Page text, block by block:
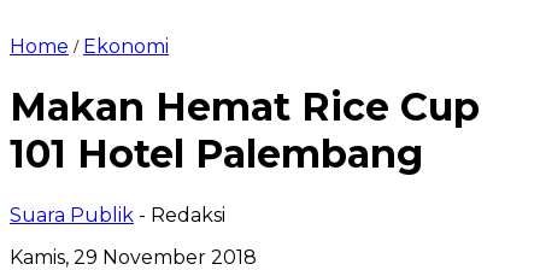
Home / Ekonomi
Makan Hemat Rice Cup
101 Hotel Palembang
Suara Publik - Redaksi
Kamis, 29 November 2018